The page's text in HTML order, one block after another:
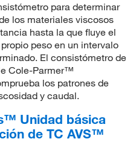
para determinar
los materiales viscosos
hasta la que fluye el
peso en un intervalo
El consistómetro de
Cole-Parmer™
los patrones de
y caudal.
Unidad básica
de TC AVS™